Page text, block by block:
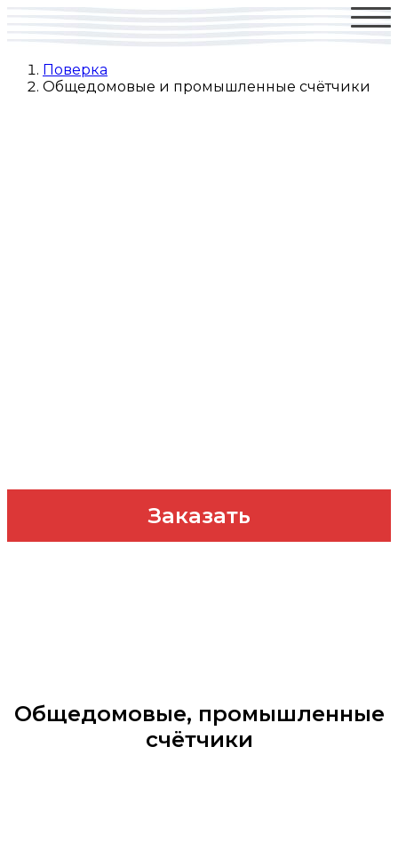
Поверка
Общедомовые и промышленные счётчики
Заказать
Общедомовые, промышленные
счётчики